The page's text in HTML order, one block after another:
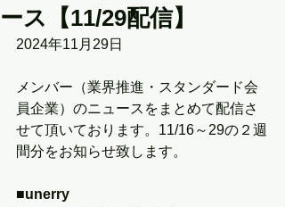
ース【11/29配信】
2024年11月29日
メンバー（業界推進・スタンダード会
員企業）のニュースをまとめて配信さ
せて頂いております。11/16～29の２週
間分をお知らせ致します。
■unerry